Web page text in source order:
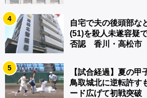
4
自宅で夫の後頭部
(51)を殺人未遂容疑
否認 香川・高松市
5
【試合経過】夏の
鳥取城北に逆転許
ード広げて初戦突破